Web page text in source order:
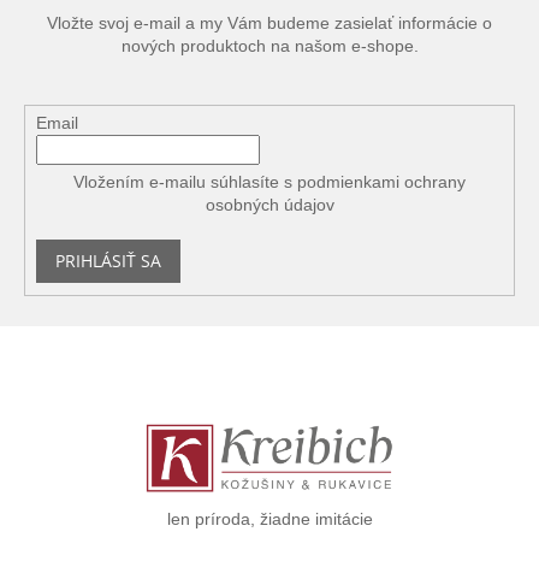
Vložte svoj e-mail a my Vám budeme zasielať informácie o
nových produktoch na našom e-shope.
Email
Vložením e-mailu súhlasíte s podmienkami ochrany
osobných údajov
PRIHLÁSIŤ SA
len príroda, žiadne imitácie